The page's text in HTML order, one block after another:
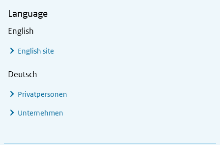
Language
English
English site
Deutsch
Privatpersonen
Unternehmen